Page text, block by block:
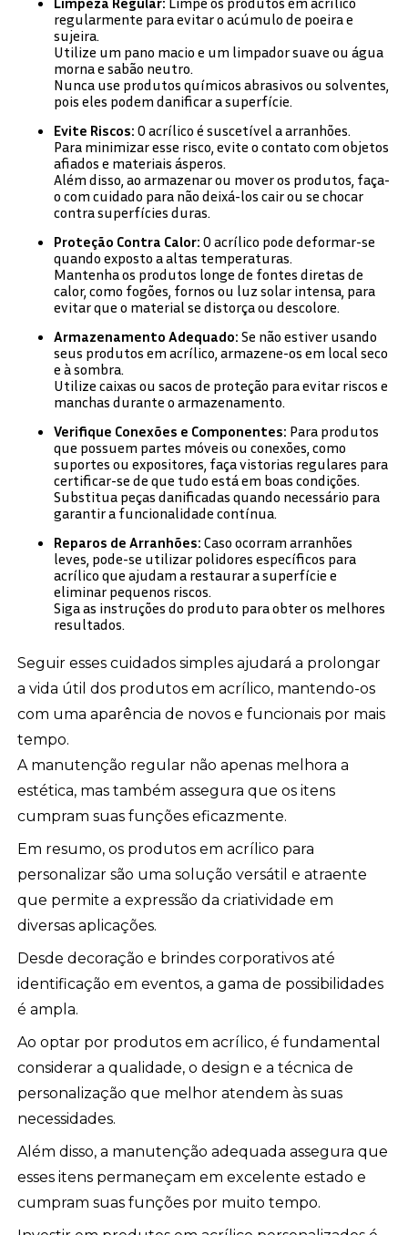
regularmente para evitar o acúmulo de poeira e
sujeira.
Utilize um pano macio e um limpador suave ou água
morna e sabão neutro.
Nunca use produtos químicos abrasivos ou solventes,
pois eles podem danificar a superfície.
Evite Riscos: O acrílico é suscetível a arranhões.
Para minimizar esse risco, evite o contato com objetos
afiados e materiais ásperos.
Além disso, ao armazenar ou mover os produtos, faça-
o com cuidado para não deixá-los cair ou se chocar
contra superfícies duras.
Proteção Contra Calor: O acrílico pode deformar-se
quando exposto a altas temperaturas.
Mantenha os produtos longe de fontes diretas de
calor, como fogões, fornos ou luz solar intensa, para
evitar que o material se distorça ou descolore.
Armazenamento Adequado: Se não estiver usando
seus produtos em acrílico, armazene-os em local seco
e à sombra.
Utilize caixas ou sacos de proteção para evitar riscos e
manchas durante o armazenamento.
Verifique Conexões e Componentes: Para produtos
que possuem partes móveis ou conexões, como
suportes ou expositores, faça vistorias regulares para
certificar-se de que tudo está em boas condições.
Substitua peças danificadas quando necessário para
garantir a funcionalidade contínua.
Reparos de Arranhões: Caso ocorram arranhões
leves, pode-se utilizar polidores específicos para
acrílico que ajudam a restaurar a superfície e
eliminar pequenos riscos.
Siga as instruções do produto para obter os melhores
resultados.
Seguir esses cuidados simples ajudará a prolongar
a vida útil dos produtos em acrílico, mantendo-os
com uma aparência de novos e funcionais por mais
tempo.
A manutenção regular não apenas melhora a
estética, mas também assegura que os itens
cumpram suas funções eficazmente.
Em resumo, os produtos em acrílico para
personalizar são uma solução versátil e atraente
que permite a expressão da criatividade em
diversas aplicações.
Desde decoração e brindes corporativos até
identificação em eventos, a gama de possibilidades
é ampla.
Ao optar por produtos em acrílico, é fundamental
considerar a qualidade, o design e a técnica de
personalização que melhor atendem às suas
necessidades.
Além disso, a manutenção adequada assegura que
esses itens permaneçam em excelente estado e
cumpram suas funções por muito tempo.